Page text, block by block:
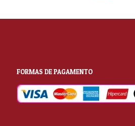
FORMAS DE PAGAMENTO